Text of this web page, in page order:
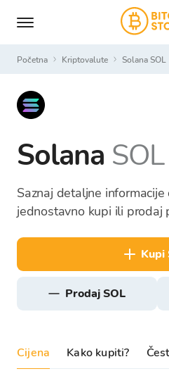
Početna Kriptovalute Solana SOL
Solana SOL
Saznaj detaljne informacije
jednostavno kupi ili prodaj
prodaj SOL
Cijena Kako kupiti?